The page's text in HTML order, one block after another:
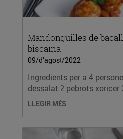
Mandonguilles de
biscaïna
09/d’agost/2022
Ingredients per a 4
dessalat 2 pebrots xoricer
LLEGIR MÉS